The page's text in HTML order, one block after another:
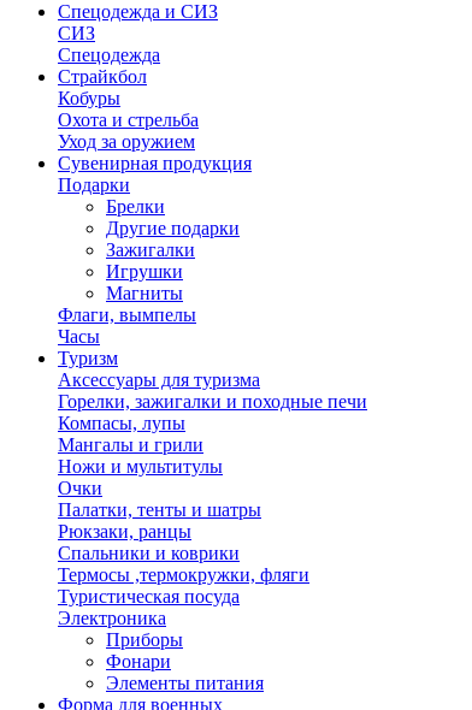
Спецодежда и СИЗ
СИЗ
Спецодежда
Страйкбол
Кобуры
Охота и стрельба
Уход за оружием
Сувенирная продукция
Подарки
Брелки
Другие подарки
Зажигалки
Игрушки
Магниты
Флаги, вымпелы
Часы
Туризм
Аксессуары для туризма
Горелки, зажигалки и походные печи
Компасы, лупы
Мангалы и грили
Ножи и мультитулы
Очки
Палатки, тенты и шатры
Рюкзаки, ранцы
Спальники и коврики
Термосы ,термокружки, фляги
Туристическая посуда
Электроника
Приборы
Фонари
Элементы питания
Форма для военных